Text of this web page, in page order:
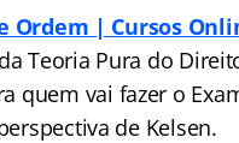
Ordem | Cursos
Teoria Pura do
quem vai fazer o
de Kelsen.